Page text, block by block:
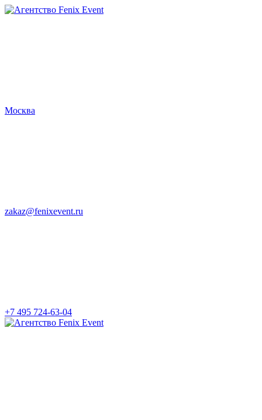
Агентство
Москва
zakaz@fenixevent.ru
+7 495 724-63-04
Агентство